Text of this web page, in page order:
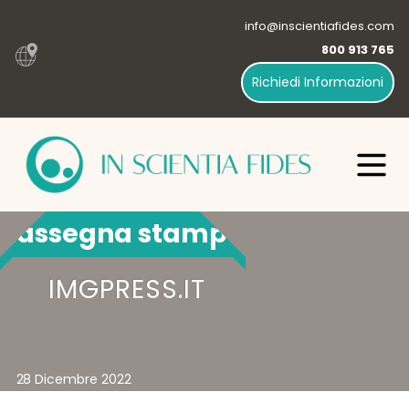
info@inscientiafides.com
800 913 765
Richiedi Informazioni
IMGPRESS.IT
28 Dicembre 2022
Rassegna stampa